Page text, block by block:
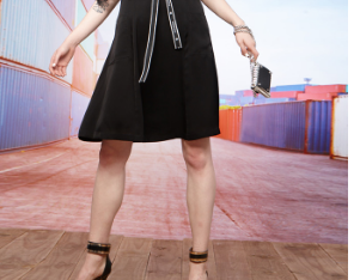
單，「大哥付你分期」於每月結算日後寄送繳費提
，可選擇「超商條碼／台灣大直營門市／銀行轉
」等通路繳費。
大股份有限公司」（以下簡稱本公司）所提供，讓
服務購買商品或服務，並由商店將買賣／分期付款
後，依約使用本公司帳單繳交帳款。
哥付你分期」之契約關係目的，商店將以您的個人
地址）提供予台灣大哥大進項蒐集、處理及利用，
期帳單所需資料之確認、核對及更正。
詳閱以下連結：https://oppay.tw/userRule
帳流程】
先享後付」後，將跳轉至「AFTEE先享後付」
並確認金額後，即可完成結帳。
將收到繳費通知簡訊。
14天內，點擊此簡訊中的連結，可透過四大超商／
方式進行付款，方視為交易完成。
當下不需立刻繳費，但若您需要取消訂單，請聯絡
家同意取消之訂單仍視為有效，需透過AFTEE先享
先享後付 」之結帳頁面顯示為準，若有關於
取消欲退款等相關疑問，請聯繫「AFTEE先享後付
netprotections.freshdesk.com/support/home
含以上)免運費
含以上)免運費
含以上)免運費